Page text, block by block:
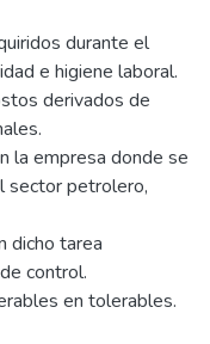
durante el
e higiene laboral.
derivados de
la empresa donde se
sector petrolero,
dicho tarea
control.